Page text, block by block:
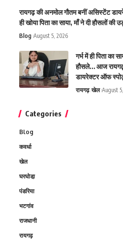
रायगढ़ की अनमोल गौतम बनीं असिस्टेंट
ही खोया पिता का साया, माँ ने दी हौसलों की
Blog August 5, 2026
गर्भ में ही पिता का
हौसले… आज
डायरेक्टर ऑफ
रायगढ़ खेल August
Categories
Blog
कवर्धा
खेल
घरघोडा़
पंडरिया
भटगांव
राजधानी
रायगढ़